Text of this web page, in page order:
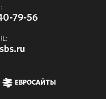
79-56
ЕВРОСАЙТЫ